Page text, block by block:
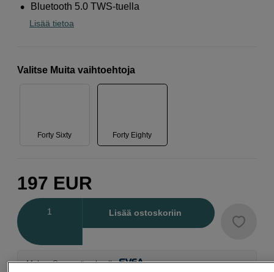
Bluetooth 5.0 TWS-tuella
Lisää tietoa
Valitse Muita vaihtoehtoja
Forty Sixty Forty Eighty
197 EUR
Lisää ostoskoriin
Maksa Svea-erämaksulla